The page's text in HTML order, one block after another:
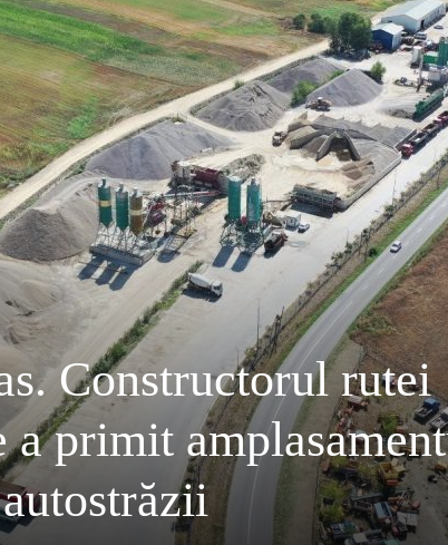
Buzau
Constructorul rutei
primit